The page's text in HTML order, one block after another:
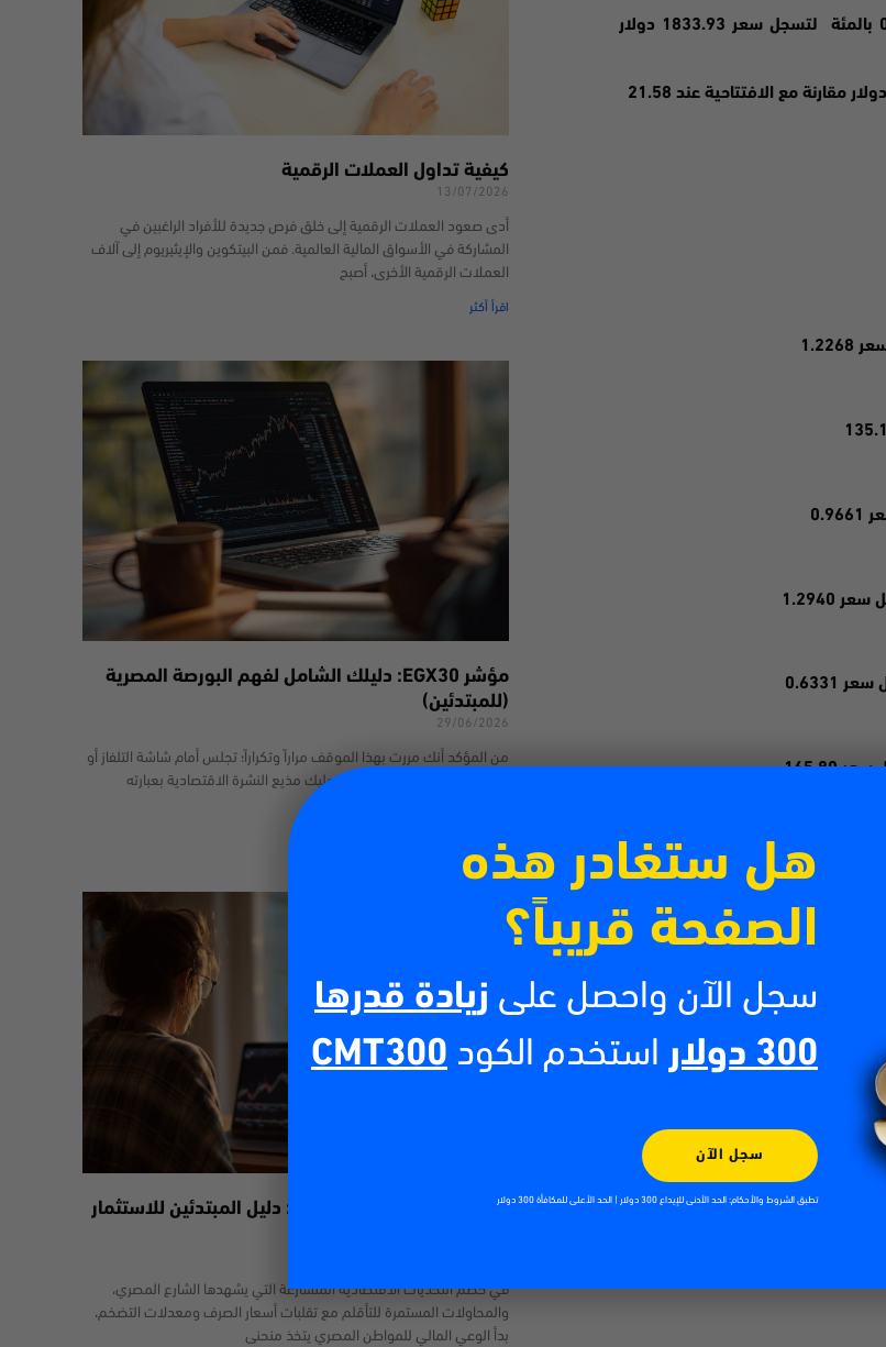
خلال جلسات التداول لليوم بنسبة 0.23 بالمئة لتسجل سعر 1833.93 دولار
التالي
بيتكوين تنهي سلسلة خسائر كبيرة وتتجاوز 20000 دولار
كيفية تداول العملات الرقمية
13/07/2026
أدى صعود العملات الرقمية إلى خلق فرص جديدة للأفراد الراغبين في
المشاركة في الأسواق المالية العالمية. فمن البيتكوين والإيثيريوم إلى آلاف
العملات الرقمية الأخرى، أصبح
اقرأ أكثر
مؤشر EGX30: دليلك الشامل لفهم البورصة المصرية
(للمبتدئين)
29/06/2026
من المؤكد أنك مررت بهذا الموقف مراراً وتكراراً؛ تجلس أمام شاشة التلفاز أو
تتصفح المواقع الإخبارية، ليطل عليك مذيع النشرة الاقتصادية بعبارته
التداول عبر الإنترنت في مصر: دليل المبتدئين للاستثمار
في خضم التحديات الاقتصادية المتسارعة التي يشهدها الشارع المصري،
والمحاولات المستمرة للتأقلم مع تقلبات أسعار الصرف ومعدلات التضخم،
بدأ الوعي المالي للمواطن المصري يتخذ منحنى
هل ستغادر هذه
الصفحة قريباً؟
سجل الآن واحصل على زيادة قدرها
300 دولار
استخدم الكود CMT300
سجل الآن
تطبق الشروط والأحكام: الحد الأدنى للإيداع 300 دولار | الحد الأعلى للمكافأة 300 دولار